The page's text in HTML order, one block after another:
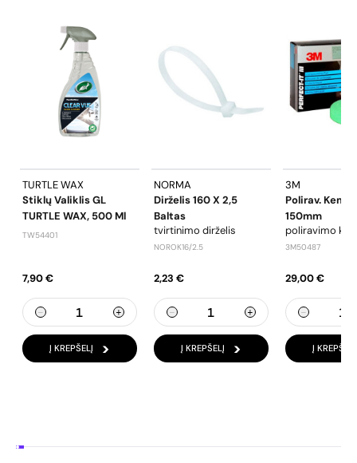
TURTLE WAX
Stiklų Valiklis GL
TURTLE WAX, 500 Ml
TW54401
7,90 €
Į KREPŠELĮ
NORMA
Dirželis 160 X 2,5
Baltas
tvirtinimo dirželis
NOROK16/2.5
2,23 €
Į KREPŠELĮ
3M
Polirav.
150mm
poliravimo
3M50487
29,00 €
Į KREPŠELĮ